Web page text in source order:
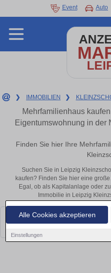
Alle Cookies akzeptieren
Einstellungen
Event Auto
❯ IMMOBILIEN ❯
Mehrfamilienhaus
Eigentumswohnung in der
Finden Sie hier Ihre
Suchen Sie in Leipzig
kaufen? Finden Sie hier eine
Egal, ob als Kapitalanlage oder
Immobilie in Leipzig
Leider konnten wir derzeit keine